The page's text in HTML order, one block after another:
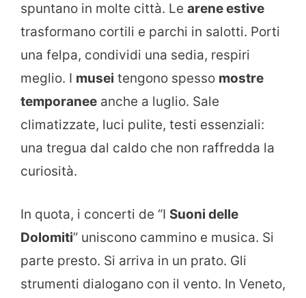
spuntano in molte città. Le arene estive
trasformano cortili e parchi in salotti. Porti
una felpa, condividi una sedia, respiri
meglio. I musei tengono spesso mostre
temporanee anche a luglio. Sale
climatizzate, luci pulite, testi essenziali:
una tregua dal caldo che non raffredda la
curiosità.
In quota, i concerti de “I Suoni delle
Dolomiti” uniscono cammino e musica. Si
parte presto. Si arriva in un prato. Gli
strumenti dialogano con il vento. In Veneto,